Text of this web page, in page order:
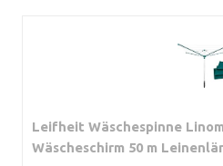
Leifheit Wäschespinne
Wäscheschirm 50 m